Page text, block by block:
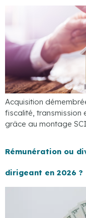
Acquisition
fiscalité, transmission
grâce au montage
Rémunération ou
dirigeant en 2026 ?